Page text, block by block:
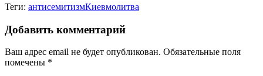
Теги: антисемитизмКиевмолитва
Добавить комментарий
Ваш адрес email не будет опубликован. Обязательные поля
помечены *